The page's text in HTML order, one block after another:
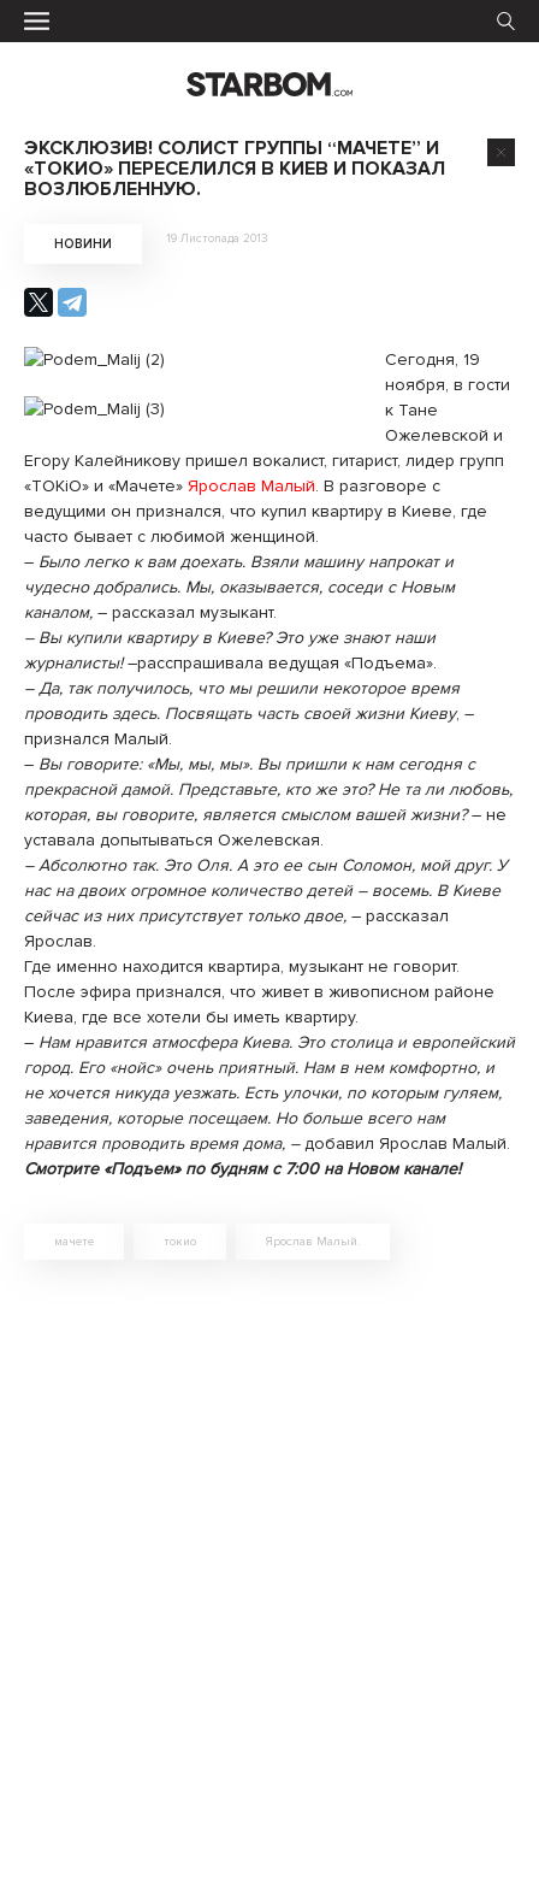
ЭКСКЛЮЗИВ! СОЛИСТ ГРУППЫ “МАЧЕТЕ” И
«ТОКИО» ПЕРЕСЕЛИЛСЯ В КИЕВ И ПОКАЗАЛ
ВОЗЛЮБЛЕННУЮ.
НОВИНИ 19 Листопада 2013
Сегодня, 19
ноября, в гости
к Тане
Ожелевской и
Егору Калейникову пришел вокалист, гитарист, лидер групп
«ТОКіО» и «Мачете» Ярослав Малый. В разговоре с
ведущими он признался, что купил квартиру в Киеве, где
часто бывает с любимой женщиной.
– Было легко к вам доехать. Взяли машину напрокат и
чудесно добрались. Мы, оказывается, соседи с Новым
каналом, – рассказал музыкант.
– Вы купили квартиру в Киеве? Это уже знают наши
журналисты!–расспрашивала ведущая «Подъема».
– Да, так получилось, что мы решили некоторое время
проводить здесь. Посвящать часть своей жизни Киеву, –
признался Малый.
– Вы говорите: «Мы, мы, мы». Вы пришли к нам сегодня с
прекрасной дамой. Представьте, кто же это? Не та ли любовь,
которая, вы говорите, является смыслом вашей жизни?– не
уставала допытываться Ожелевская.
– Абсолютно так. Это Оля. А это ее сын Соломон, мой друг. У
нас на двоих огромное количество детей – восемь. В Киеве
сейчас из них присутствует только двое, – рассказал
Ярослав.
Где именно находится квартира, музыкант не говорит.
После эфира признался, что живет в живописном районе
Киева, где все хотели бы иметь квартиру.
– Нам нравится атмосфера Киева. Это столица и европейский
город. Его «нойс» очень приятный. Нам в нем комфортно, и
не хочется никуда уезжать. Есть улочки, по которым гуляем,
заведения, которые посещаем. Но больше всего нам
нравится проводить время дома, –добавил Ярослав Малый.
Смотрите «Подъем» по будням с 7:00 на Новом канале!
мачете токио Ярослав Малый.